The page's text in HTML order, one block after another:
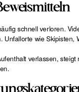
schnell verloren.
wie
verlassen,